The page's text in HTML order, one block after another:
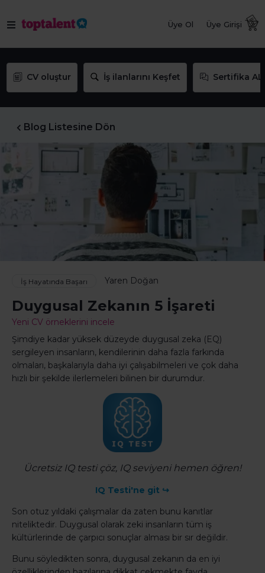
Üye Ol Üye Girişi
CV oluştur İş ilanlarını Keşfet Sertifika AL
Blog Listesine Dön
İş Hayatında Başarı Yaren Doğan
Duygusal Zekanın 5 İşareti
Yeni CV örneklerini incele
Şimdiye kadar yüksek düzeyde duygusal zeka (EQ)
sergileyen insanların, kendilerinin daha fazla farkında
olmaları, başkalarıyla daha iyi çalışabilmeleri ve çok daha
hızlı bir şekilde ilerlemeleri bilinen bir durumdur.
Ücretsiz IQ testi çöz, IQ seviyeni hemen öğren!
IQ Testi'ne git ↪
Son otuz yıldaki çalışmalar da zaten bunu kanıtlar
niteliktedir. Duygusal olarak zeki insanların tüm iş
kültürlerinde de çarpıcı sonuçlar alması bir sır değildir.
Bunu söyledikten sonra, duygusal zekanın da en iyi